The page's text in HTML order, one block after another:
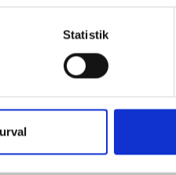
Statistik
stärker alla